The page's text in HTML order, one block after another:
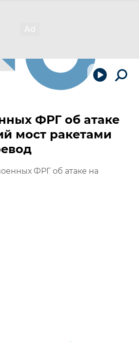
ФРГ об атаке
мост ракетами
ФРГ об атаке на